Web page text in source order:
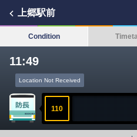
上郷駅前
Condition
11:49
Location Not Received
110